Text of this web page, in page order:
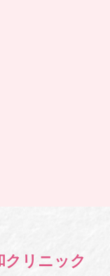
リニック